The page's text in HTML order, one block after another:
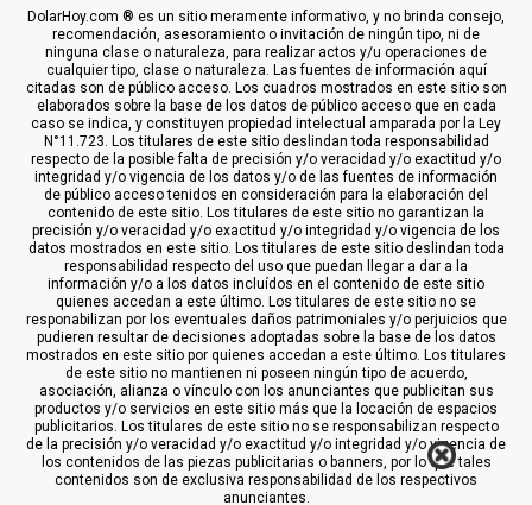
DolarHoy.com ® es un sitio meramente informativo, y no brinda consejo,
recomendación, asesoramiento o invitación de ningún tipo, ni de
ninguna clase o naturaleza, para realizar actos y/u operaciones de
cualquier tipo, clase o naturaleza. Las fuentes de información aquí
citadas son de público acceso. Los cuadros mostrados en este sitio son
elaborados sobre la base de los datos de público acceso que en cada
caso se indica, y constituyen propiedad intelectual amparada por la Ley
N°11.723. Los titulares de este sitio deslindan toda responsabilidad
respecto de la posible falta de precisión y/o veracidad y/o exactitud y/o
integridad y/o vigencia de los datos y/o de las fuentes de información
de público acceso tenidos en consideración para la elaboración del
contenido de este sitio. Los titulares de este sitio no garantizan la
precisión y/o veracidad y/o exactitud y/o integridad y/o vigencia de los
datos mostrados en este sitio. Los titulares de este sitio deslindan toda
responsabilidad respecto del uso que puedan llegar a dar a la
información y/o a los datos incluídos en el contenido de este sitio
quienes accedan a este último. Los titulares de este sitio no se
responabilizan por los eventuales daños patrimoniales y/o perjuicios que
pudieren resultar de decisiones adoptadas sobre la base de los datos
mostrados en este sitio por quienes accedan a este último. Los titulares
de este sitio no mantienen ni poseen ningún tipo de acuerdo,
asociación, alianza o vínculo con los anunciantes que publicitan sus
productos y/o servicios en este sitio más que la locación de espacios
publicitarios. Los titulares de este sitio no se responsabilizan respecto
de la precisión y/o veracidad y/o exactitud y/o integridad y/o vigencia de
los contenidos de las piezas publicitarias o banners, por lo que tales
contenidos son de exclusiva responsabilidad de los respectivos
anunciantes.